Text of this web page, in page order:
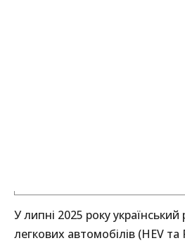
У липні 2025 року
легкових автомобілів (HEV та